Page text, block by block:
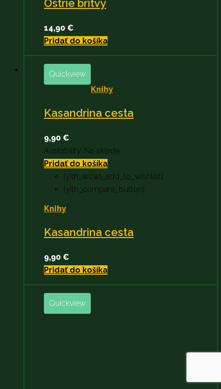
Ostrie britvy
14,90 €
Pridať do košíka
Quickview
Knihy
Kasandrina cesta
9,90 €
Availability: Na sklade
Pridať do košíka
[yith_wcwl_add_to_wishlist]
[yith_compare_button]
Knihy
Kasandrina cesta
9,90 €
Pridať do košíka
Quickview